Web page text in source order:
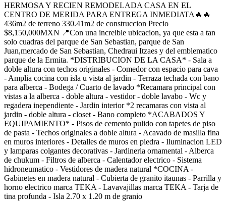
HERMOSA Y RECIEN REMODELADA CASA EN EL
CENTRO DE MERIDA PARA ENTREGA INMEDIATA🔥🔥
436m2 de terreno 330.41m2 de construccion Precio
$8,150,000MXN 📍Con una increible ubicacion, ya que esta a tan
solo cuadras del parque de San Sebastian, parque de San
Juan,mercado de San Sebastian, Chedraui Itzaes y del emblematico
parque de la Ermita. *DISTRIBUCION DE LA CASA* - Sala a
doble altura con techos originales - Comedor con espacio para cava
- Amplia cocina con isla u vista al jardin - Terraza techada con bano
para alberca - Bodega / Cuarto de lavado *Recamara principal con
vistas a la alberca - doble altura - vestidor - doble lavabo - Wc y
regadera inependiente - Jardin interior *2 recamaras con vista al
jardin - doble altura - closet - Bano completo *ACABADOS Y
EQUIPAMIENTO* - Pisos de cemento pulido con tapetes de piso
de pasta - Techos originales a doble altura - Acavado de masilla fina
en muros interiores - Detalles de muros en piedra - Iluminacion LED
y lamparas colgantes decorativas - Jardineria ornamental - Alberca
de chukum - Filtros de alberca - Calentador electrico - Sistema
hidroneumatico - Vestidores de madera natural *COCINA -
Gabinetes en madera natural - Cubierta de granito itaunas - Parrilla y
horno electrico marca TEKA - Lavavajillas marca TEKA - Tarja de
tina profunda - Isla 2.70 x 1.20 m de granio